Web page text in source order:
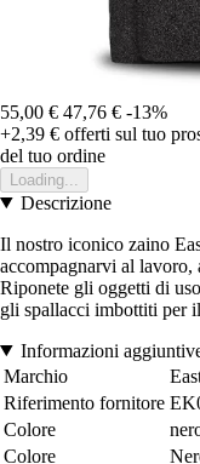
55,00 € 47,76 € -13%
+2,39 € offerti sul tuo
del tuo ordine
Loading...
Descrizione
Il nostro iconico zaino
accompagnarvi al
Riponete gli oggetti di
gli spallacci imbottiti per
Informazioni
Marchio
Riferimento fornitore
Colore
Colore